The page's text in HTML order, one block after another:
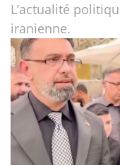
L’actualité
iranienne.